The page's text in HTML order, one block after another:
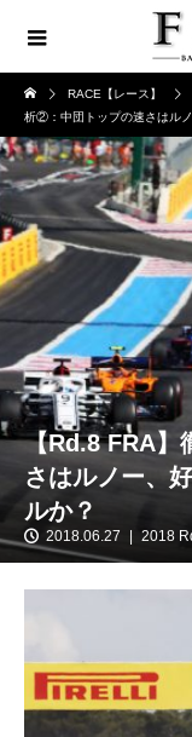
RACE【レース】
析②：中団トップの速さはル
【Rd.8 FRA】
さはルノー、
ルか？
2018.06.27 2018